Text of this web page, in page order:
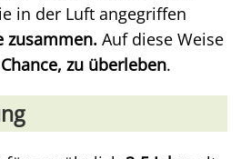
in der Luft angegriffen
zusammen. Auf diese Weise
zu überleben.